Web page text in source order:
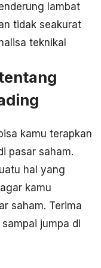
lambat
tidak seakurat
teknikal
kamu terapkan
pasar saham.
hal yang
kamu
saham. Terima
jumpa di